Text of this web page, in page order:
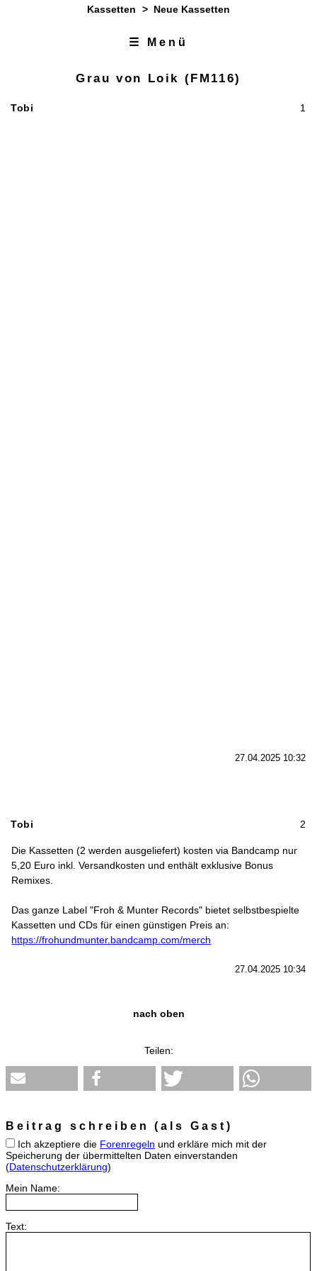
Kassetten > Neue Kassetten
☰ Menü
Grau von Loik (FM116)
1
Tobi
27.04.2025 10:32
2
Tobi
Die Kassetten (2 werden ausgeliefert) kosten via Bandcamp nur
5,20 Euro inkl. Versandkosten und enthält exklusive Bonus
Remixes.
Das ganze Label "Froh & Munter Records" bietet selbstbespielte
Kassetten und CDs für einen günstigen Preis an:
https://frohundmunter.bandcamp.com/merch
27.04.2025 10:34
nach oben
Teilen:
Beitrag schreiben (als Gast)
Ich akzeptiere die Forenregeln und erkläre mich mit der
Speicherung der übermittelten Daten einverstanden
(Datenschutzerklärung)
Mein Name:
Text: